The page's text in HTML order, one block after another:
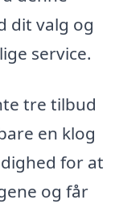
dit valg og
service.
tre tilbud
en klog
for at
og får